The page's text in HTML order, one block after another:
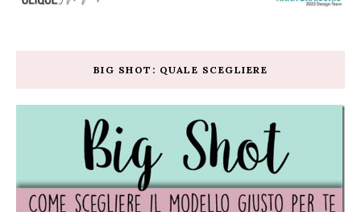
BIG SHOT: QUALE SCEGLIERE